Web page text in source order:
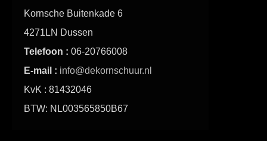
Kornsche Buitenkade 6
4271LN Dussen
Telefoon : 06-20766008
E-mail : info@dekornschuur.nl
KvK : 81432046
BTW: NL003565850B67